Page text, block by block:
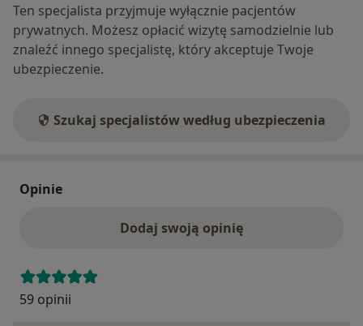
Ten specjalista przyjmuje wyłącznie pacjentów
prywatnych. Możesz opłacić wizytę samodzielnie lub
znaleźć innego specjalistę, który akceptuje Twoje
ubezpieczenie.
Szukaj specjalistów według ubezpieczenia
Opinie
Dodaj swoją opinię
59 opinii